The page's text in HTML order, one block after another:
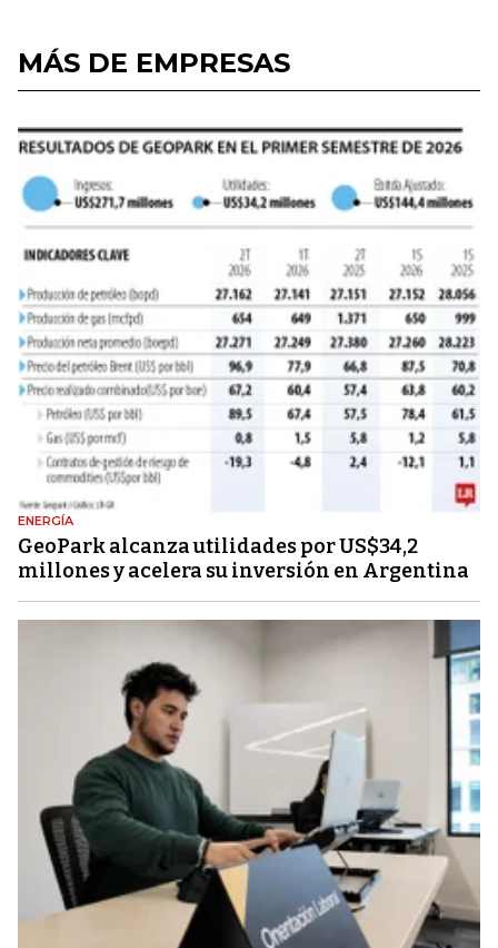
MÁS DE EMPRESAS
ENERGÍA
GeoPark alcanza utilidades por US$34,2
millones y acelera su inversión en Argentina